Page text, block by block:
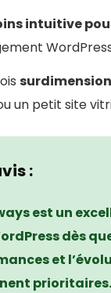
intuitive
un petit site
:
est un
dès
et
prioritaires.